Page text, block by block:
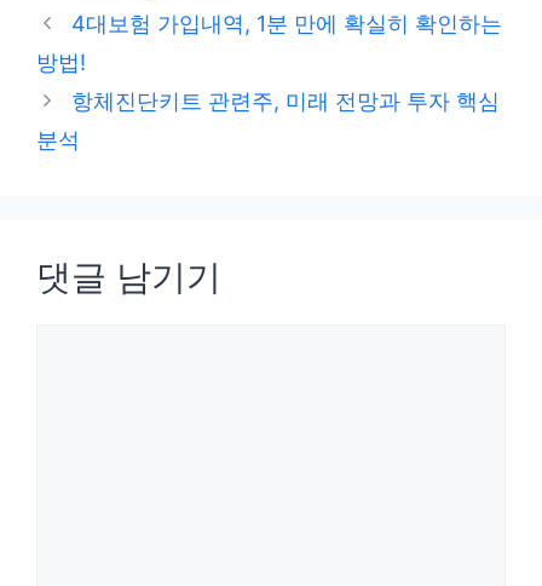
테
리
4대보험 가입내역, 1분 만에 확실히 확인하는
방법!
항체진단키트 관련주, 미래 전망과 투자 핵심
분석
댓글 남기기